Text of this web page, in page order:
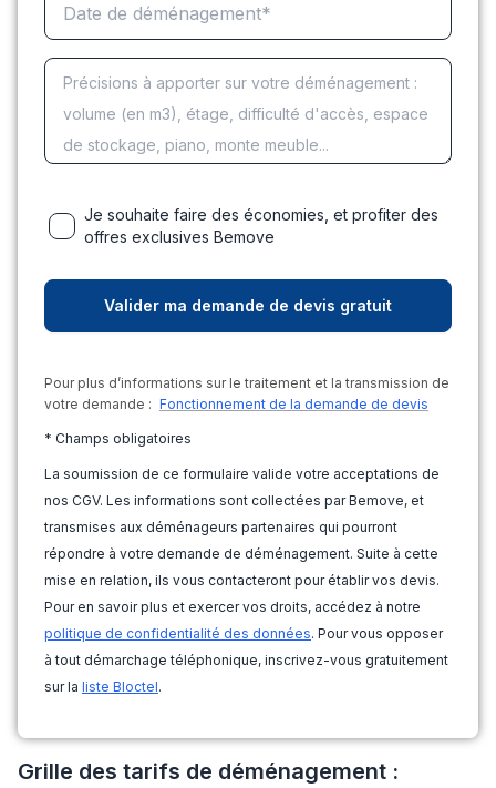
Je souhaite faire des économies, et profiter des
offres exclusives Bemove
Pour plus d’informations sur le traitement et la transmission de
votre demande : Fonctionnement de la demande de devis
* Champs obligatoires
La soumission de ce formulaire valide votre acceptations de
nos CGV. Les informations sont collectées par Bemove, et
transmises aux déménageurs partenaires qui pourront
répondre à votre demande de déménagement. Suite à cette
mise en relation, ils vous contacteront pour établir vos devis.
Pour en savoir plus et exercer vos droits, accédez à notre
politique de confidentialité des données. Pour vous opposer
à tout démarchage téléphonique, inscrivez-vous gratuitement
sur la liste Bloctel.
Grille des tarifs de déménagement :